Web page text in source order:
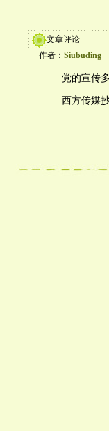
文章评论
作者： Siubuding
党的宣传
西方传媒